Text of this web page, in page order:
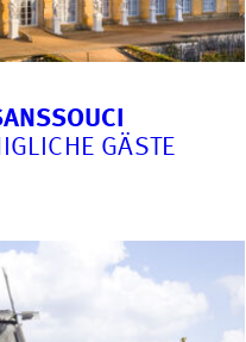
GÄSTE